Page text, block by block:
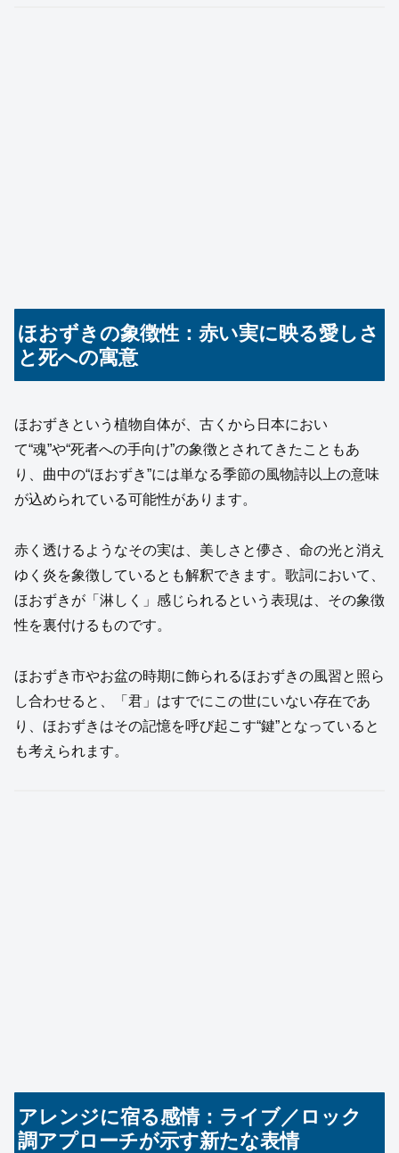
ほおずきの象徴性：赤い実に映る愛しさ
と死への寓意
ほおずきという植物自体が、古くから日本におい
て“魂”や“死者への手向け”の象徴とされてきたこともあ
り、曲中の“ほおずき”には単なる季節の風物詩以上の意味
が込められている可能性があります。
赤く透けるようなその実は、美しさと儚さ、命の光と消え
ゆく炎を象徴しているとも解釈できます。歌詞において、
ほおずきが「淋しく」感じられるという表現は、その象徴
性を裏付けるものです。
ほおずき市やお盆の時期に飾られるほおずきの風習と照ら
し合わせると、「君」はすでにこの世にいない存在であ
り、ほおずきはその記憶を呼び起こす“鍵”となっていると
も考えられます。
アレンジに宿る感情：ライブ／ロック
調アプローチが示す新たな表情